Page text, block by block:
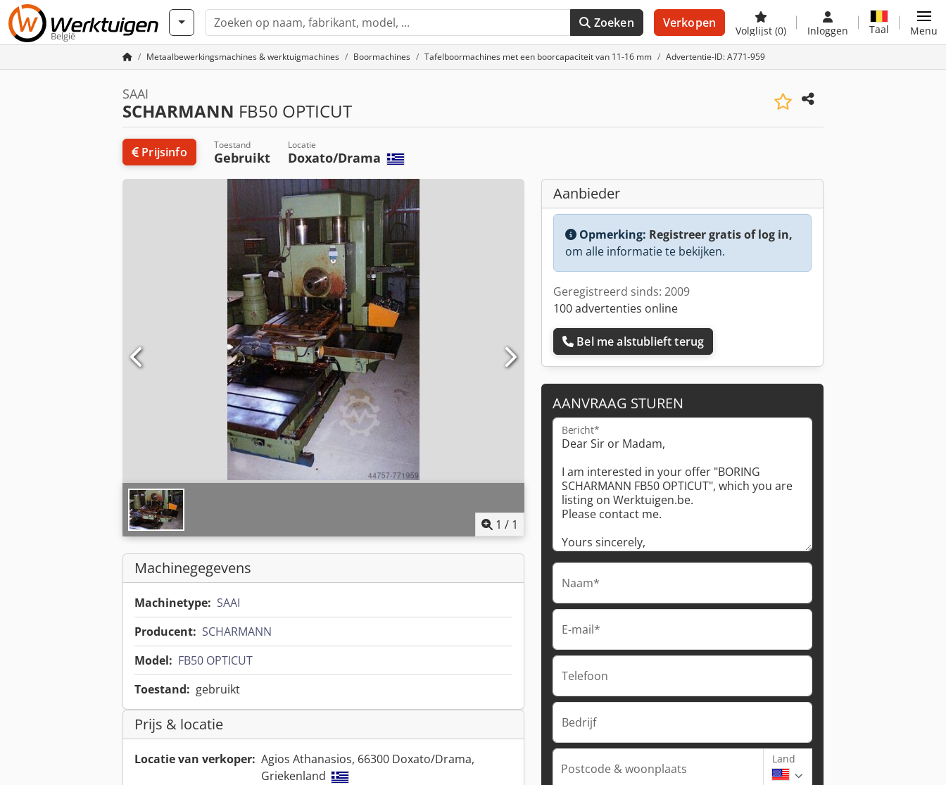
België
Zoeken Verkopen
Volglijst (0) Inloggen Taal Menu
Metaalbewerkingsmachines & werktuigmachines Boormachines Tafelboormachines met een boorcapaciteit van 11-16 mm Advertentie-ID: A771-959
SAAI
SCHARMANN FB50 OPTICUT
Prijsinfo Toestand
Gebruikt
Locatie
Doxato/Drama
Vraag meer foto's aan
1 / 1
Machinegegevens
Machinetype: SAAI
Producent: SCHARMANN
Model: FB50 OPTICUT
Toestand: gebruikt
Prijs & locatie
Locatie van verkoper: Agios Athanasios, 66300 Doxato/Drama,
Griekenland
Aanbieder
Opmerking: Registreer gratis of log in,
om alle informatie te bekijken.
Geregistreerd sinds: 2009
100 advertenties online
Bel me alstublieft terug
AANVRAAG STUREN
Bericht*
Naam*
E-mail*
Telefoon
Bedrijf
Postcode & woonplaats
Land